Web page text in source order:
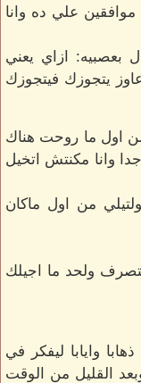
موافقين علي ده وانا
ازاي يعني
يتجوزك فيتجوزك
اول ما روحت هناك
وانا مكنتش اتخيل
من اول ماكان
ولحد ما اجيلك
وايابا ليفكر في
القليل من الوقت